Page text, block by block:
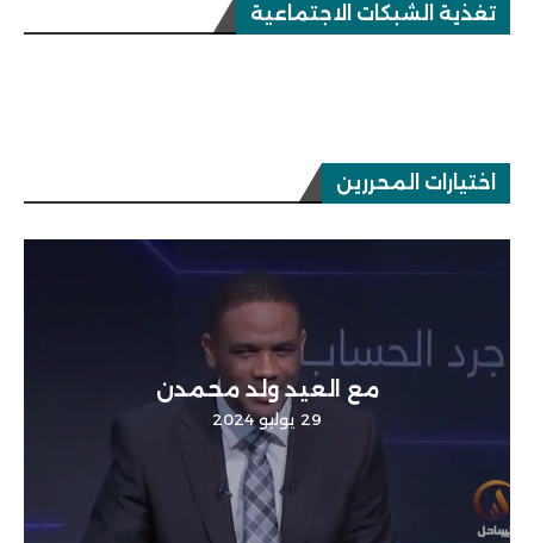
تغذية الشبكات الاجتماعية
اختيارات المحررين
مع العيد ولد محمدن
29 يوليو 2024